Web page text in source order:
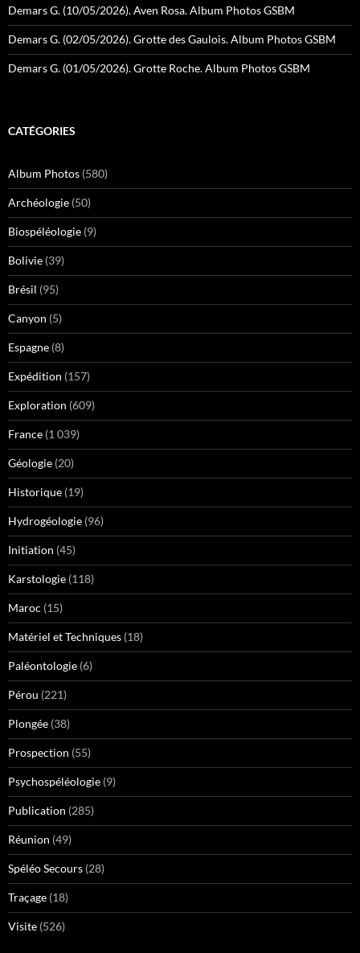
Demars G. (10/05/2026). Aven Rosa. Album Photos GSBM
Demars G. (02/05/2026). Grotte des Gaulois. Album Photos GSBM
Demars G. (01/05/2026). Grotte Roche. Album Photos GSBM
CATÉGORIES
Album Photos (580)
Archéologie (50)
Biospéléologie (9)
Bolivie (39)
Brésil (95)
Canyon (5)
Espagne (8)
Expédition (157)
Exploration (609)
France (1 039)
Géologie (20)
Historique (19)
Hydrogéologie (96)
Initiation (45)
Karstologie (118)
Maroc (15)
Matériel et Techniques (18)
Paléontologie (6)
Pérou (221)
Plongée (38)
Prospection (55)
Psychospéléologie (9)
Publication (285)
Réunion (49)
Spéléo Secours (28)
Traçage (18)
Visite (526)